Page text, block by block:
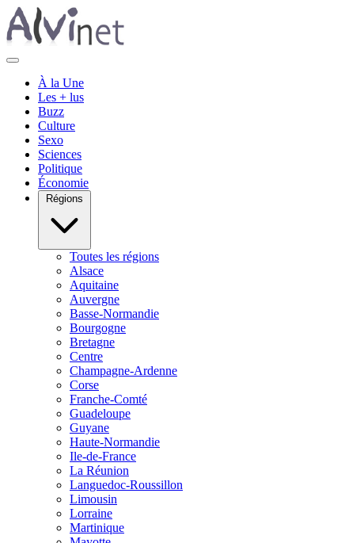
À la Une
Les + lus
Buzz
Culture
Sexo
Sciences
Politique
Économie
Régions
Toutes les régions
Alsace
Aquitaine
Auvergne
Basse-Normandie
Bourgogne
Bretagne
Centre
Champagne-Ardenne
Corse
Franche-Comté
Guadeloupe
Guyane
Haute-Normandie
Ile-de-France
La Réunion
Languedoc-Roussillon
Limousin
Lorraine
Martinique